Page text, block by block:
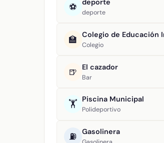
⚽ deporte
deporte
🏫 Colegio de Educación
Colegio
🍺 El cazador
Bar
🏋️ Piscina Municipal
Polideportivo
⛽ Gasolinera